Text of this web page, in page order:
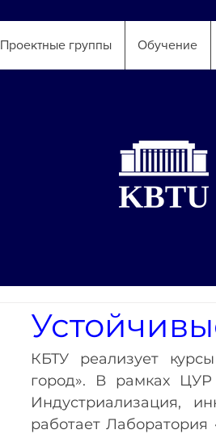
Проектные группы Обучение
КБТУ реализует
город». В рамках
Индустриализация,
работает